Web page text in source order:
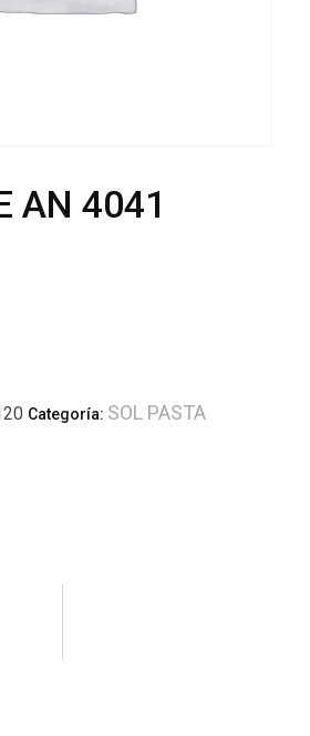
AN 4041
Categoría: SOL PASTA